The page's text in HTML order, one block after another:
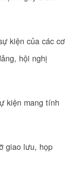
kiện của các cơ
hội nghị
kiện mang tính
giao lưu, họp